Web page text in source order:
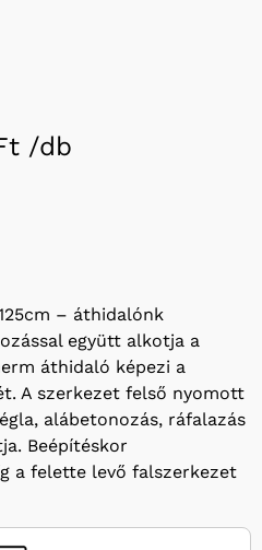
/db
– áthidalónk
együtt alkotja a
áthidaló képezi a
A szerkezet felső nyomott
alábetonozás, ráfalazás
Beépítéskor
a felette levő falszerkezet